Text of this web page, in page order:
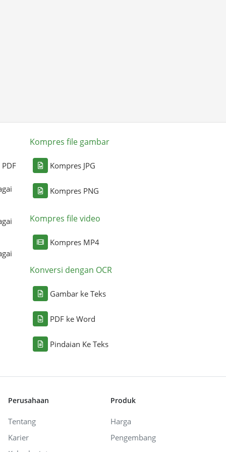
Kompres file gambar
Kompres JPG
Kompres PNG
Kompres file video
Kompres MP4
Konversi dengan OCR
Gambar ke Teks
PDF ke Word
Pindaian Ke Teks
Perusahaan
Tentang
Karier
Produk
Harga
Pengembang